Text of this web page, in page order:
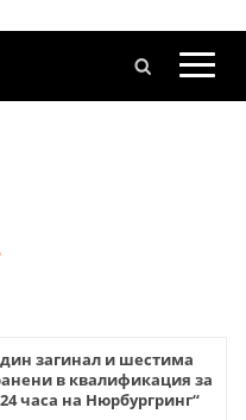
загинал и шестима
в квалификация за
часа на Нюрбургринг“